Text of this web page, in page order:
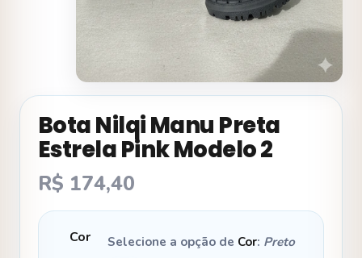
Bota Nilqi Manu Preta
Estrela Pink Modelo 2
R$ 174,40
Cor Selecione a opção de Cor: Preto